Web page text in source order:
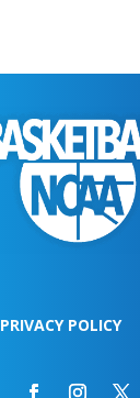
PRIVACY POLICY